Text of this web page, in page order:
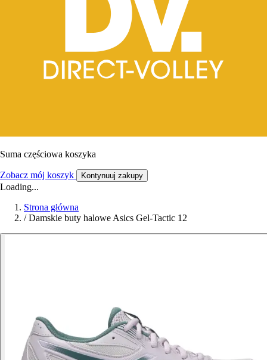
Suma częściowa koszyka
Zobacz mój koszyk Kontynuuj zakupy
Loading...
Strona główna
/ Damskie buty halowe Asics Gel-Tactic 12